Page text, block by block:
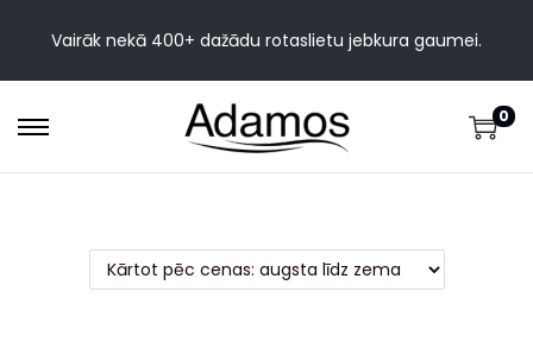
Vairāk nekā 400+ dažādu rotaslietu jebkura gaumei.
0